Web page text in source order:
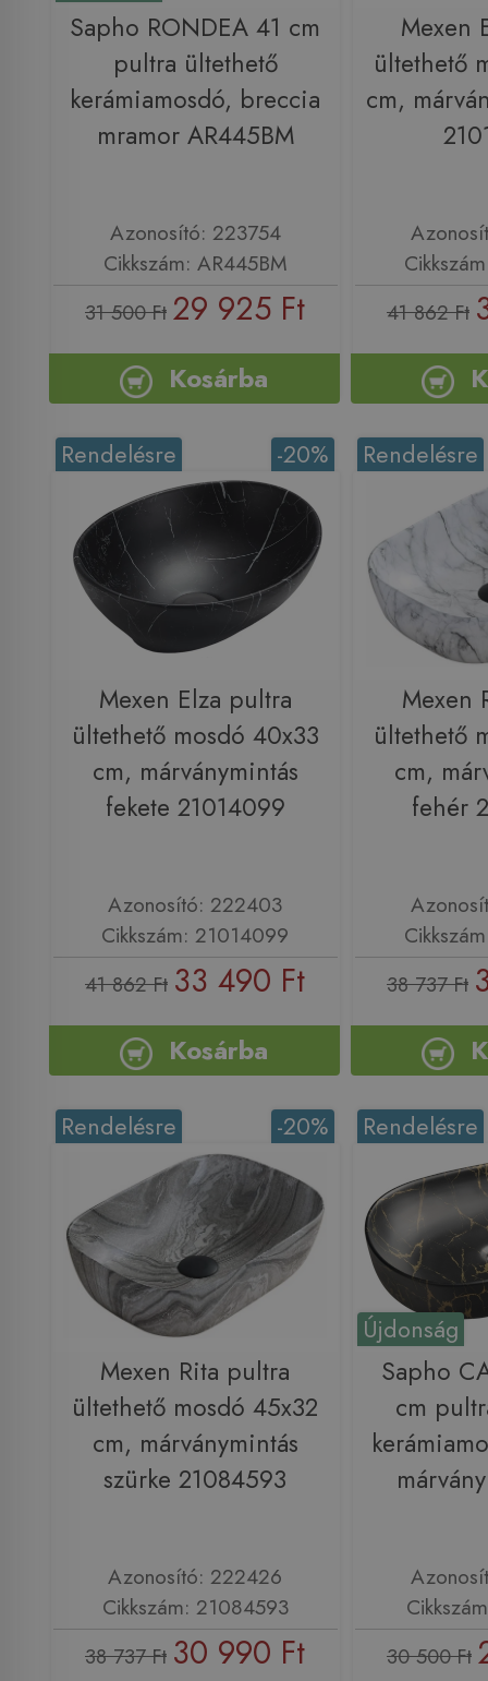
Sapho RONDEA 41 cm
pultra ültethető
kerámiamosdó, breccia
mramor AR445BM
Azonosító: 223754
Cikkszám: AR445BM
31 500 Ft 29 925 Ft
Kosárba
Mexen
ültethető
cm,
41 862 Ft
-20%
Rendelésre
Mexen Elza pultra
ültethető mosdó 40x33
cm, márványmintás
fekete 21014099
Azonosító: 222403
Cikkszám: 21014099
41 862 Ft 33 490 Ft
Kosárba
Rendelésre
Mexen
ültethető
cm,
fehér
38 737 Ft
-20%
Rendelésre
Mexen Rita pultra
ültethető mosdó 45x32
cm, márványmintás
szürke 21084593
Azonosító: 222426
Cikkszám: 21084593
38 737 Ft 30 990 Ft
Újdonság
Rendelésre
Sapho
cm
30 500 Ft